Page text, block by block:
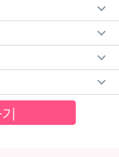
의 지원